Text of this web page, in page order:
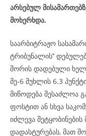
არსებულ
მოხერხდა.
საარბიტრაჟო
ტრიბუნალის’’
შორის დადებული
მე-6 მუხლის 6.3
მიწოდება შესაძლოა
ფოსტით ან სხვა
იძლევა
დადასტურებას, მათ